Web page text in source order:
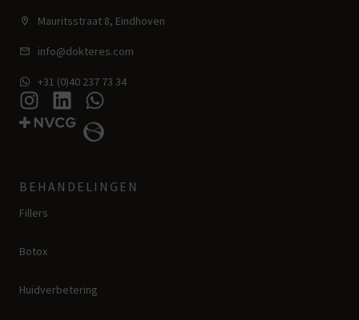
Mauritsstraat 8, Eindhoven
info@dokteres.com
+31 (0)40 237 73 34
BEHANDELINGEN
Fillers
Botox
Huidverbetering